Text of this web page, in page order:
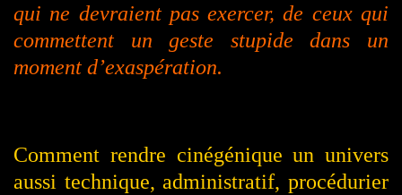
qui ne devraient pas exercer, de ceux qui
commettent un geste stupide dans un
moment d’exaspération.
Comment rendre cinégénique un univers
aussi technique, administratif, procédurier